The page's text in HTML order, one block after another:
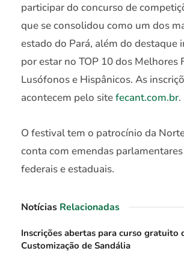
participar do concurso de
que se consolidou como um dos
estado do Pará, além do destaque
por estar no TOP 10 dos Melhores
Lusófonos e Hispânicos. As
acontecem pelo sitefecant.com.br.
O festival tem o patrocínio da
conta com emendas
federais e estaduais.
Notícias Relacionadas
Inscrições abertas para curso gratuito
Customização de Sandália